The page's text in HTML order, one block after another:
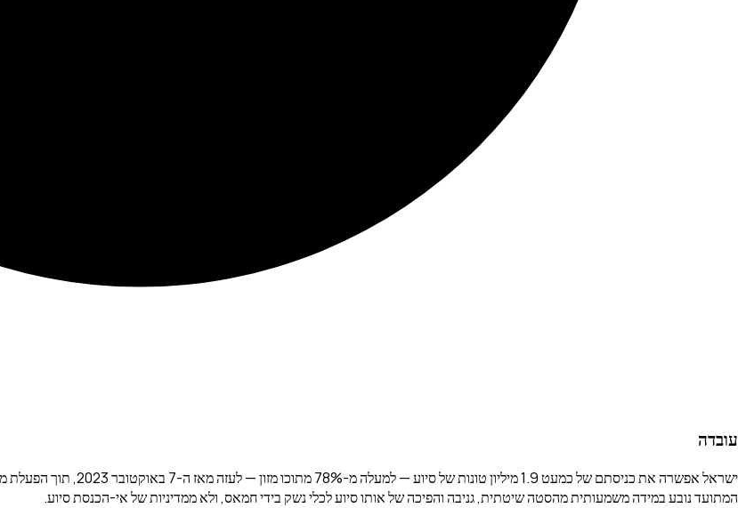
עובדה
ישראל אפשרה את כניסתם של
המתועד נובע במידה משמעותית מהסטה שיטתית, גניבה והפיכה של אותו סיוע לכלי נשק בידי חמאס, ולא ממדיניות של אי-הכנסת סיוע.